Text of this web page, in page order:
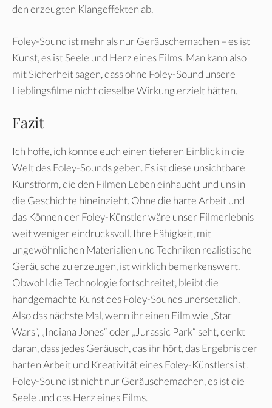
den erzeugten Klangeffekten ab.
Foley-Sound ist mehr als nur Geräuschemachen – es ist
Kunst, es ist Seele und Herz eines Films. Man kann also
mit Sicherheit sagen, dass ohne Foley-Sound unsere
Lieblingsfilme nicht dieselbe Wirkung erzielt hätten.
Fazit
Ich hoffe, ich konnte euch einen tieferen Einblick in die
Welt des Foley-Sounds geben. Es ist diese unsichtbare
Kunstform, die den Filmen Leben einhaucht und uns in
die Geschichte hineinzieht. Ohne die harte Arbeit und
das Können der Foley-Künstler wäre unser Filmerlebnis
weit weniger eindrucksvoll. Ihre Fähigkeit, mit
ungewöhnlichen Materialien und Techniken realistische
Geräusche zu erzeugen, ist wirklich bemerkenswert.
Obwohl die Technologie fortschreitet, bleibt die
handgemachte Kunst des Foley-Sounds unersetzlich.
Also das nächste Mal, wenn ihr einen Film wie „Star
Wars“, „Indiana Jones“ oder „Jurassic Park“ seht, denkt
daran, dass jedes Geräusch, das ihr hört, das Ergebnis der
harten Arbeit und Kreativität eines Foley-Künstlers ist.
Foley-Sound ist nicht nur Geräuschemachen, es ist die
Seele und das Herz eines Films.